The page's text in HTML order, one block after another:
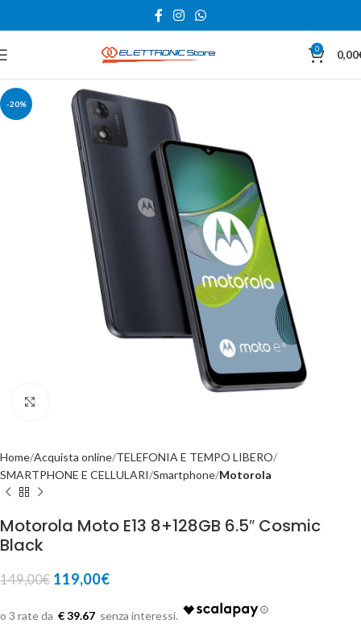
0 0,00
-20%
Home Acquista online TELEFONIA E TEMPO LIBERO
SMARTPHONE E CELLULARI Smartphone Motorola
Motorola Moto E13 8+128GB 6.5″ Cosmic
Black
149,00€ 119,00€
€ 39.67